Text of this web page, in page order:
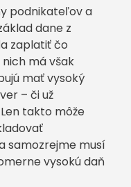
podnikateľov a
dane z
zaplatiť čo
nich má však
mať vysoký
– či už
takto môže
samozrejme musí
vysokú daň